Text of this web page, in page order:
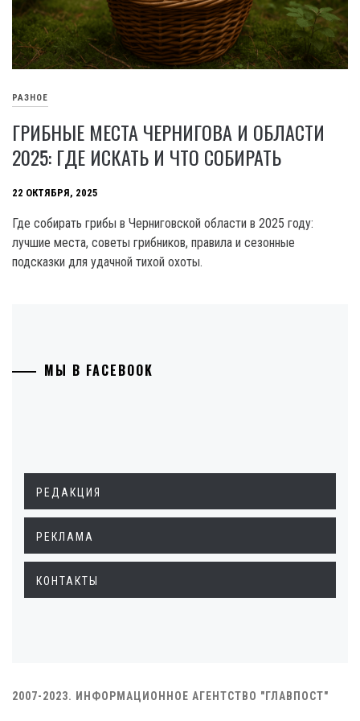
РАЗНОЕ
ГРИБНЫЕ МЕСТА ЧЕРНИГОВА И ОБЛАСТИ
2025: ГДЕ ИСКАТЬ И ЧТО СОБИРАТЬ
22 ОКТЯБРЯ, 2025
Где собирать грибы в Черниговской области в 2025 году:
лучшие места, советы грибников, правила и сезонные
подсказки для удачной тихой охоты.
МЫ В FACEBOOK
РЕДАКЦИЯ
РЕКЛАМА
КОНТАКТЫ
2007-2023. ИНФОРМАЦИОННОЕ АГЕНТСТВО "ГЛАВПОСТ"